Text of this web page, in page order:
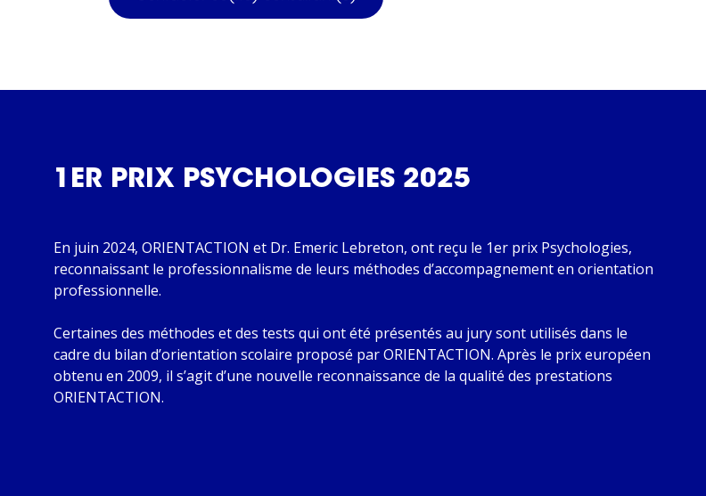
1ER PRIX PSYCHOLOGIES 2025
En juin 2024, ORIENTACTION et Dr. Emeric Lebreton, ont reçu le 1er prix Psychologies,
reconnaissant le professionnalisme de leurs méthodes d’accompagnement en orientation
professionnelle.
Certaines des méthodes et des tests qui ont été présentés au jury sont utilisés dans le
cadre du bilan d’orientation scolaire proposé par ORIENTACTION. Après le prix européen
obtenu en 2009, il s’agit d’une nouvelle reconnaissance de la qualité des prestations
ORIENTACTION.